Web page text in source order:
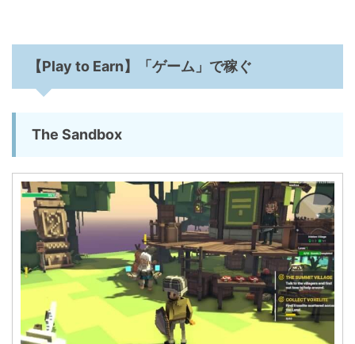
【Play to Earn】「ゲーム」で稼ぐ
The Sandbox